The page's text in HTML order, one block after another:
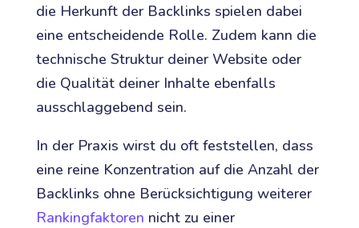
die Herkunft der Backlinks spielen dabei
eine entscheidende Rolle. Zudem kann die
technische Struktur deiner Website oder
die Qualität deiner Inhalte ebenfalls
ausschlaggebend sein.
In der Praxis wirst du oft feststellen, dass
eine reine Konzentration auf die Anzahl der
Backlinks ohne Berücksichtigung weiterer
Rankingfaktoren nicht zu einer